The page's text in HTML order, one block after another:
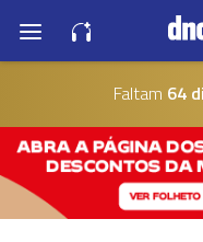
Faltam 64